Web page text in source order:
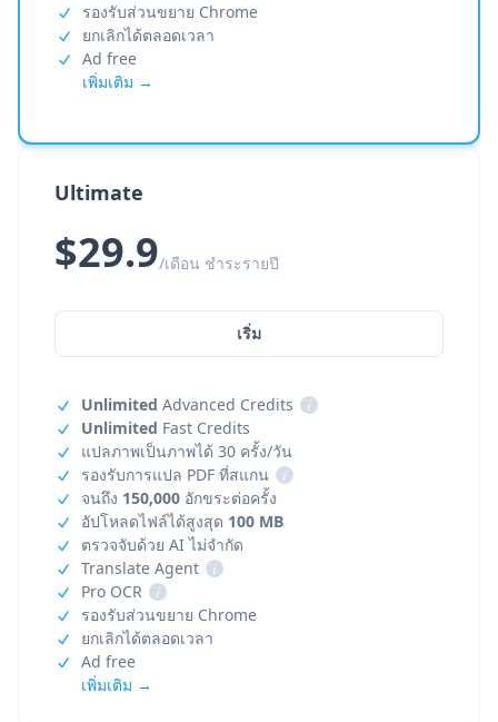
รองรับส่วนขยาย Chrome
ยกเลิกได้ตลอดเวลา
Ad free
เพิ่มเติม →
Ultimate
$29.9/เดือน ชำระรายปี
เริ่ม
Unlimited Advanced Credits
i
Unlimited Fast Credits
แปลภาพเป็นภาพได้ 30 ครั้ง/วัน
รองรับการแปล PDF ที่สแกน
i
จนถึง 150,000 อักขระต่อครั้ง
อัปโหลดไฟล์ได้สูงสุด 100 MB
ตรวจจับด้วย AI ไม่จำกัด
Translate Agent
i
Pro OCR
i
รองรับส่วนขยาย Chrome
ยกเลิกได้ตลอดเวลา
Ad free
เพิ่มเติม →